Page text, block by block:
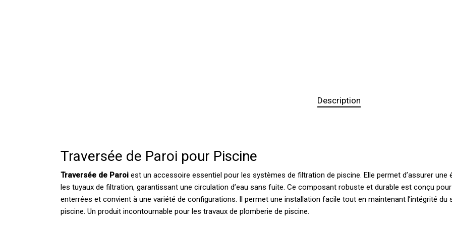
Description
Traversée de Paroi pour Piscine
Traversée de Paroi est un accessoire essentiel pour les systèmes de filtration de piscine. Elle permet d’assurer
les tuyaux de filtration, garantissant une circulation d’eau sans fuite. Ce composant robuste et durable est conçu
enterrées et convient à une variété de configurations. Il permet une installation facile tout en maintenant l’intégrité
piscine. Un produit incontournable pour les travaux de plomberie de piscine.